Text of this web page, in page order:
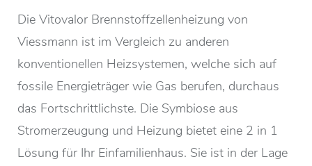
Die Vitovalor Brennstoffzellenheizung von
Viessmann ist im Vergleich zu anderen
konventionellen Heizsystemen, welche sich auf
fossile Energieträger wie Gas berufen, durchaus
das Fortschrittlichste. Die Symbiose aus
Stromerzeugung und Heizung bietet eine 2 in 1
Lösung für Ihr Einfamilienhaus. Sie ist in der Lage